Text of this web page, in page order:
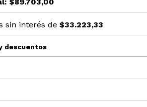
sin interés de $33.223,33
descuentos